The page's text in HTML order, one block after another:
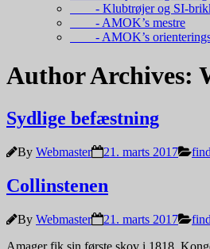
- Klubtrøjer og SI-
- AMOK’s mestre
- AMOK’s
Author Archives:
Sydlige befæstning
By Webmaster 21. marts 2017
Collinstenen
By Webmaster 21. marts 2017
Amager fik sin første skov i 1818,